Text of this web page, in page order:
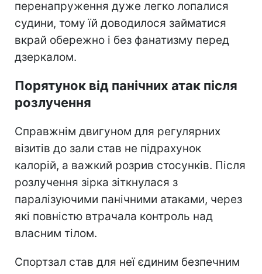
перенапруження дуже легко лопалися
судини, тому їй доводилося займатися
вкрай обережно і без фанатизму перед
дзеркалом.
Порятунок від панічних атак після
розлучення
Справжнім двигуном для регулярних
візитів до зали став не підрахунок
калорій, а важкий розрив стосунків. Після
розлучення зірка зіткнулася з
паралізуючими панічними атаками, через
які повністю втрачала контроль над
власним тілом.
Спортзал став для неї єдиним безпечним